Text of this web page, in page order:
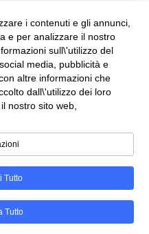
per ricevere
pubblicati.
i contenuti e gli annunci,
e per analizzare il nostro
sull\'utilizzo del
media, pubblicità e
altre informazioni che
dall\'utilizzo dei loro
nostro sito web,
Tutto
Tutto